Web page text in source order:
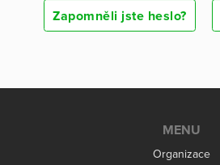
Zapomněli jste heslo?
MENU
Organizace